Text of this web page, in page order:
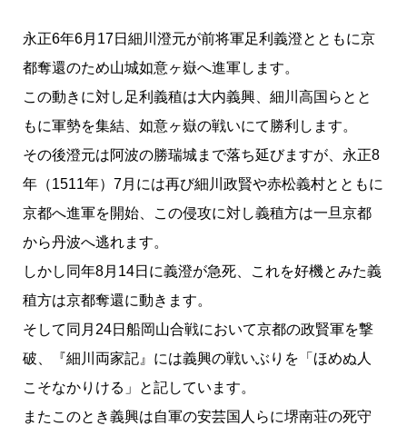
永正6年6月17日細川澄元が前将軍足利義澄とともに京
都奪還のため山城如意ヶ嶽へ進軍します。
この動きに対し足利義稙は大内義興、細川高国らとと
もに軍勢を集結、如意ヶ嶽の戦いにて勝利します。
その後澄元は阿波の勝瑞城まで落ち延びますが、永正8
年（1511年）7月には再び細川政賢や赤松義村とともに
京都へ進軍を開始、この侵攻に対し義稙方は一旦京都
から丹波へ逃れます。
しかし同年8月14日に義澄が急死、これを好機とみた義
稙方は京都奪還に動きます。
そして同月24日船岡山合戦において京都の政賢軍を撃
破、『細川両家記』には義興の戦いぶりを「ほめぬ人
こそなかりける」と記しています。
またこのとき義興は自軍の安芸国人らに堺南荘の死守